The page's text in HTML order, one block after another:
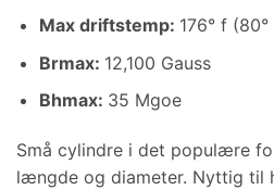
Max driftstemp: 176° f (80°
Brmax: 12,100 Gauss
Bhmax: 35 Mgoe
Små cylindre i det populære
længde og diameter. Nyttig til